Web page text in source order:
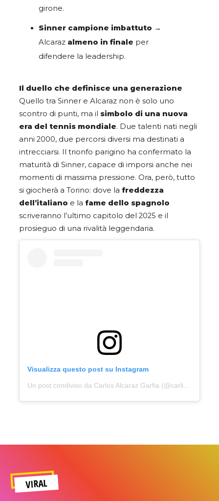
girone.
Sinner campione imbattuto →
Alcaraz almeno in finale per
difendere la leadership.
Il duello che definisce una generazione
Quello tra Sinner e Alcaraz non è solo uno
scontro di punti, ma il simbolo di una nuova
era del tennis mondiale. Due talenti nati negli
anni 2000, due percorsi diversi ma destinati a
intrecciarsi. Il trionfo parigino ha confermato la
maturità di Sinner, capace di imporsi anche nei
momenti di massima pressione. Ora, però, tutto
si giocherà a Torino: dove la freddezza
dell’italiano e la fame dello spagnolo
scriveranno l’ultimo capitolo del 2025 e il
prosieguo di una rivalità leggendaria.
Visualizza questo post su Instagram
VIRAL